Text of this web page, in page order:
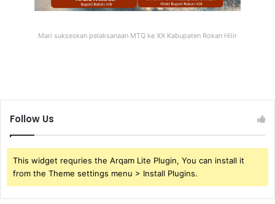
Mari sukseskan pelaksanaan MTQ ke XX Kabupaten Rokan Hilir
Follow Us
This widget requries the Arqam Lite Plugin, You can install it
from the Theme settings menu > Install Plugins.